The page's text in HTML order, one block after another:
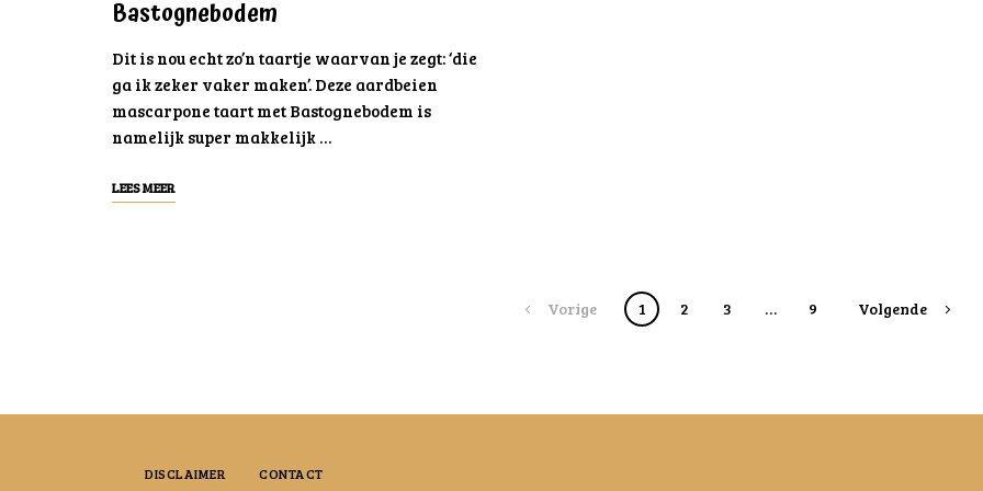
Bastognebodem
Dit is nou echt zo’n taartje waarvan je zegt: ‘die
ga ik zeker vaker maken’. Deze aardbeien
mascarpone taart met Bastognebodem is
namelijk super makkelijk …
LEES MEER
Vorige 1 2 3 … 9 Volgende
DISCLAIMER CONTACT